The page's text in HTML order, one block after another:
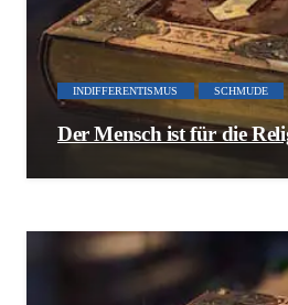
INDIFFERENTISMUS SCHMUDE
Der Mensch ist für die